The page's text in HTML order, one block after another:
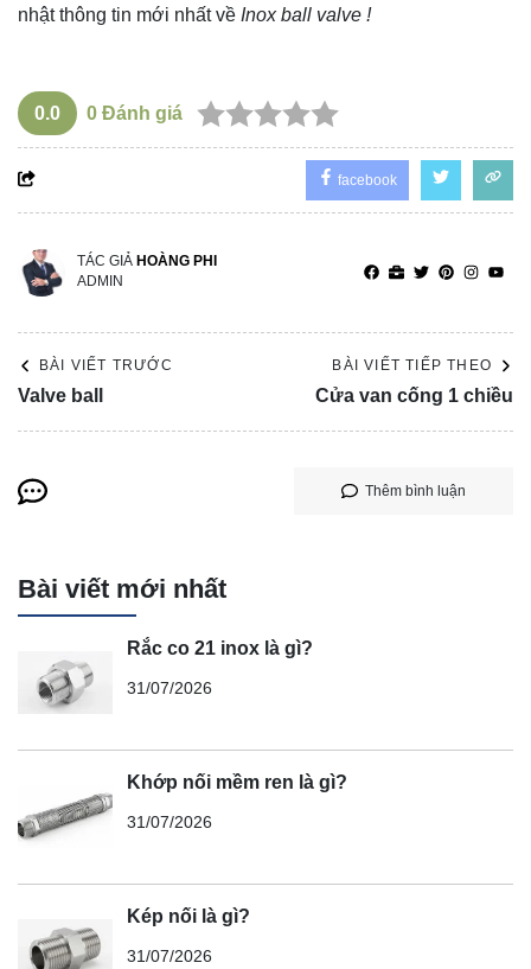
nhật thông tin mới nhất về Inox ball valve !
0.0 0 Đánh giá
facebook
TÁC GIẢ HOÀNG PHI
ADMIN
BÀI VIẾT TRƯỚC
Valve ball
BÀI VIẾT TIẾP THEO
Cửa van cống 1 chiều
Thêm bình luận
Bài viết mới nhất
Rắc co 21 inox là gì?
31/07/2026
Khớp nối mềm ren là gì?
31/07/2026
Kép nối là gì?
31/07/2026